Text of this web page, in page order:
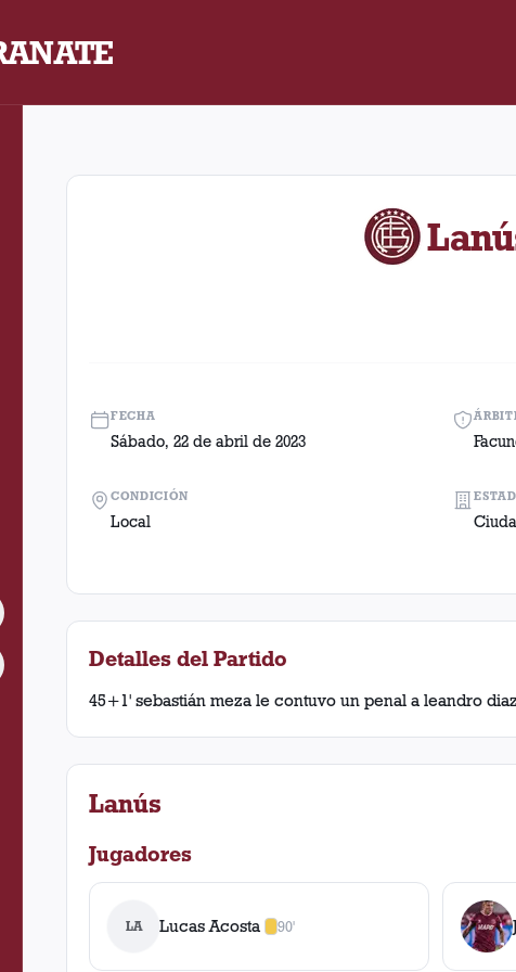
Fecha 13. Partido entre Lanús y Sarmiento disputado el
FECHA
Sábado, 22 de abril de 2023
CONDICIÓN
Local
Detalles del Partido
45+1' sebastián meza le contuvo un penal a leandro
Lanús
Jugadores
LA Lucas Acosta 90'
1amarilla